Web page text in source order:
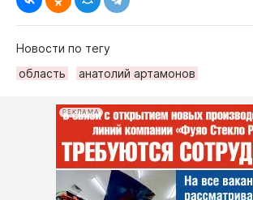
Новости по тегу
область
анатолий артамонов
РЕКЛАМА